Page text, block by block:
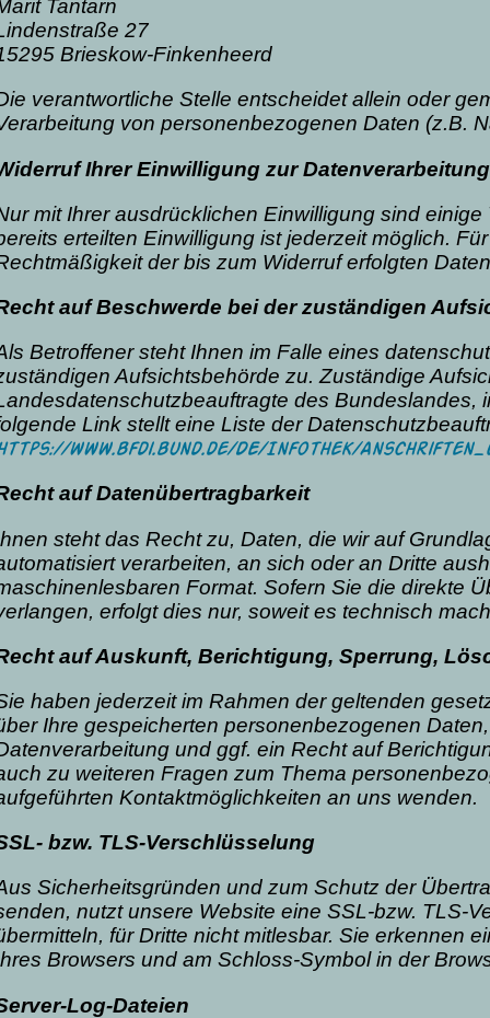
Tantarn
27
Brieskow-Finkenheerd
verantwortliche Stelle entscheidet allein oder
von personenbezogenen Daten (z.B.
Ihrer Einwilligung zur Datenverarbeitung
mit Ihrer ausdrücklichen Einwilligung sind
erteilten Einwilligung ist jederzeit möglich.
der bis zum Widerruf erfolgten
auf Beschwerde bei der zuständigen
Betroffener steht Ihnen im Falle eines
Aufsichtsbehörde zu. Zuständige
des Bundeslandes,
Link stellt eine Liste der
www.bfdi.bund.de/DE/Infothek/
auf Datenübertragbarkeit
steht das Recht zu, Daten, die wir auf
verarbeiten, an sich oder an Dritte
Format. Sofern Sie die direkte
erfolgt dies nur, soweit es technisch
auf Auskunft, Berichtigung, Sperrung,
haben jederzeit im Rahmen der geltenden
Ihre gespeicherten personenbezogenen
und ggf. ein Recht auf
zu weiteren Fragen zum Thema
Kontaktmöglichkeiten an uns wenden.
bzw. TLS-Verschlüsselung
Sicherheitsgründen und zum Schutz der
nutzt unsere Website eine SSL-bzw. TLS-
für Dritte nicht mitlesbar. Sie erkennen
Browsers und am Schloss-Symbol in der
Log-Dateien